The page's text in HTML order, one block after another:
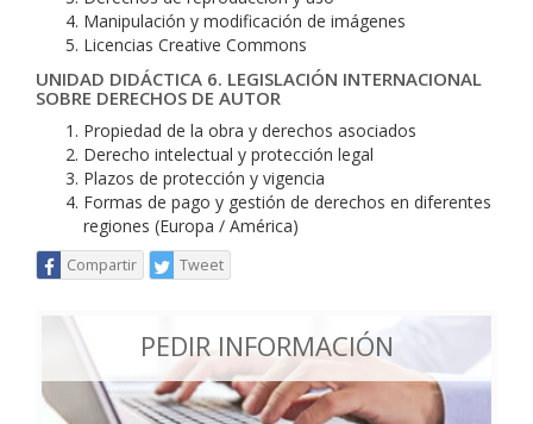
Manipulación y modificación de imágenes
Licencias Creative Commons
UNIDAD DIDÁCTICA 6. LEGISLACIÓN INTERNACIONAL
SOBRE DERECHOS DE AUTOR
Propiedad de la obra y derechos asociados
Derecho intelectual y protección legal
Plazos de protección y vigencia
Formas de pago y gestión de derechos en diferentes
regiones (Europa / América)
Compartir Tweet
PEDIR INFORMACIÓN